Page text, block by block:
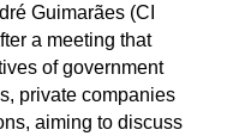
Guimarães (CI
a meeting that
of government
private companies
aiming to discuss